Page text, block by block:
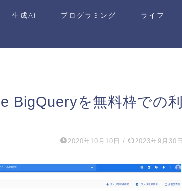
生成AI プログラミング ライフ
BigQueryを無料枠での利
2020年10月10日 / 2023年9月30日